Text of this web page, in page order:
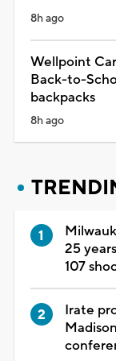
8h ago
Wellpoint
Back-to-
backpacks
8h ago
25
107
Irate